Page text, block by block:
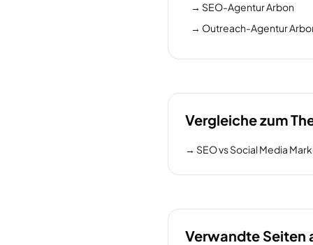
→ SEO-Agentur Arbon
→ Outreach-Agentur
Vergleiche zum
→ SEO vs Social Media
Verwandte Seiten